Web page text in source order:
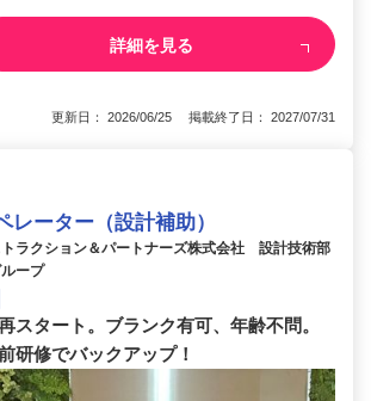
詳細を見る
更新日： 2026/06/25 掲載終了日： 2027/07/31
レーター（設計補助）
ラクション＆パートナーズ株式会社 設計技術部
ープ
スタート。ブランク有可、年齢不問。
研修でバックアップ！